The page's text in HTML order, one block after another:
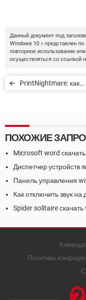
Данный документ под
Windows 10 » представлен по
повторное использование
осуществляться со ссылкой
PrintNightmare: как
ПОХОЖИЕ
Microsoft word
Диспетчер устройств
Панель управления
Как отключить звук на
Spider solitaire
Команда
Политика